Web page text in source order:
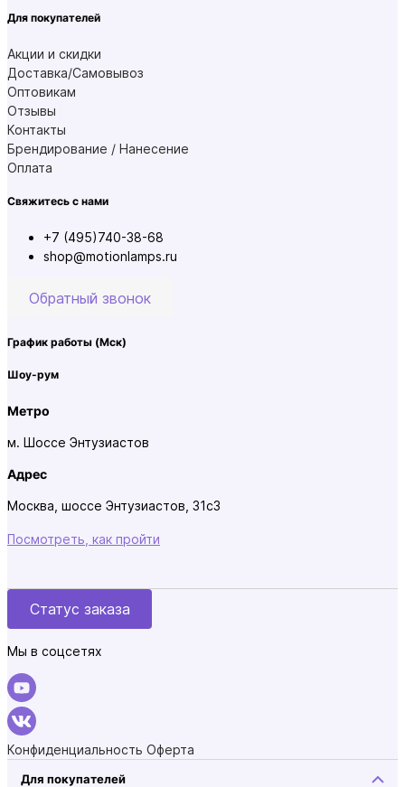
Для покупателей
Акции и скидки
Доставка/Самовывоз
Оптовикам
Отзывы
Контакты
Брендирование / Нанесение
Оплата
Свяжитесь с нами
+7 (495)740-38-68
shop@motionlamps.ru
Обратный звонок
График работы (Мск)
Шоу-рум
Метро
м. Шоссе Энтузиастов
Адрес
Москва, шоссе Энтузиастов, 31с3
Посмотреть, как пройти
Статус заказа
Мы в соцсетях
Конфиденциальность Оферта
Для покупателей